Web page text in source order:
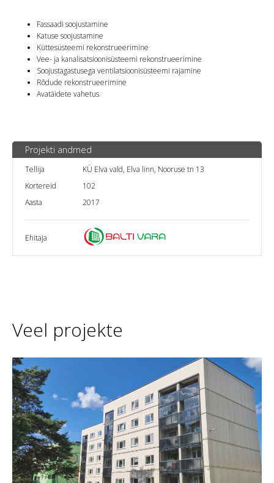
Fassaadi soojustamine
Katuse soojustamine
Küttesüsteemi rekonstrueerimine
Vee- ja kanalisatsioonisüsteemi rekonstrueerimine
Soojustagastusega ventilatsioonisüsteemi rajamine
Rõdude rekonstrueerimine
Avatäidete vahetus
Projekti andmed
Tellija
KÜ Elva vald, Elva linn, Nooruse tn 13
Kortereid
102
Aasta
2017
Ehitaja
Veel projekte